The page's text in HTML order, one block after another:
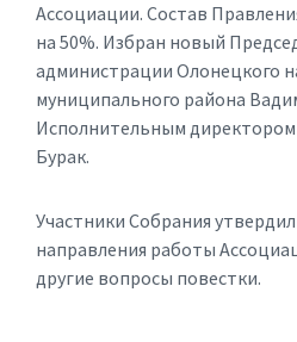
Ассоциации. Состав
на 50%. Избран новый
администрации Олонецкого
муниципального района
Исполнительным директором
Бурак.
Участники Собрания
направления работы
другие вопросы повестки.